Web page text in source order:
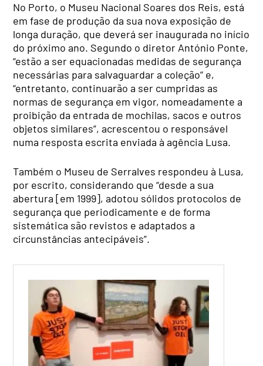
No Porto, o Museu Nacional Soares dos Reis, está
em fase de produção da sua nova exposição de
longa duração, que deverá ser inaugurada no início
do próximo ano. Segundo o diretor António Ponte,
“estão a ser equacionadas medidas de segurança
necessárias para salvaguardar a coleção” e,
“entretanto, continuarão a ser cumpridas as
normas de segurança em vigor, nomeadamente a
proibição da entrada de mochilas, sacos e outros
objetos similares”, acrescentou o responsável
numa resposta escrita enviada à agência Lusa.
Também o Museu de Serralves respondeu à Lusa,
por escrito, considerando que “desde a sua
abertura [em 1999], adotou sólidos protocolos de
segurança que periodicamente e de forma
sistemática são revistos e adaptados a
circunstâncias antecipáveis”.